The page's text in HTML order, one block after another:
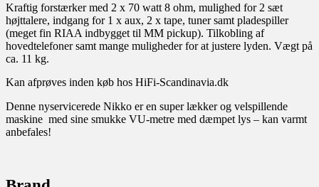
Kraftig forstærker med 2 x 70 watt 8 ohm, mulighed for 2 sæt
højttalere, indgang for 1 x aux, 2 x tape, tuner samt pladespiller
(meget fin RIAA indbygget til MM pickup). Tilkobling af
hovedtelefoner samt mange muligheder for at justere lyden. Vægt på
ca. 11 kg.
Kan afprøves inden køb hos HiFi-Scandinavia.dk
Denne nyservicerede Nikko er en super lækker og velspillende
maskine med sine smukke VU-metre med dæmpet lys – kan varmt
anbefales!